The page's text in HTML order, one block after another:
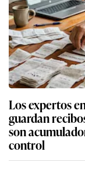
Los expertos
guardan
son
control